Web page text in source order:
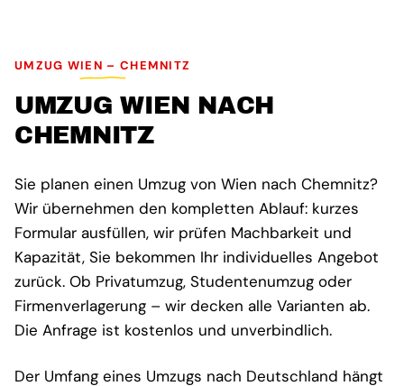
UMZUG WIEN – CHEMNITZ
UMZUG WIEN NACH
CHEMNITZ
Sie planen einen Umzug von Wien nach Chemnitz?
Wir übernehmen den kompletten Ablauf: kurzes
Formular ausfüllen, wir prüfen Machbarkeit und
Kapazität, Sie bekommen Ihr individuelles Angebot
zurück. Ob Privatumzug, Studentenumzug oder
Firmenverlagerung – wir decken alle Varianten ab.
Die Anfrage ist kostenlos und unverbindlich.
Der Umfang eines Umzugs nach Deutschland hängt